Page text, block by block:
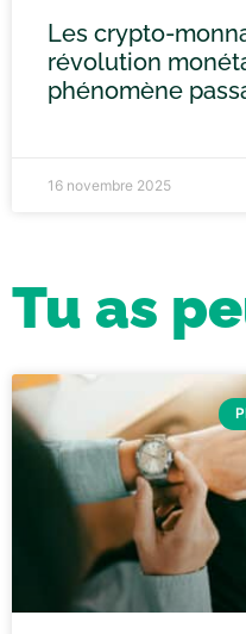
Les crypto-
révolution
phénomène
16 novembre 2025
Tu as